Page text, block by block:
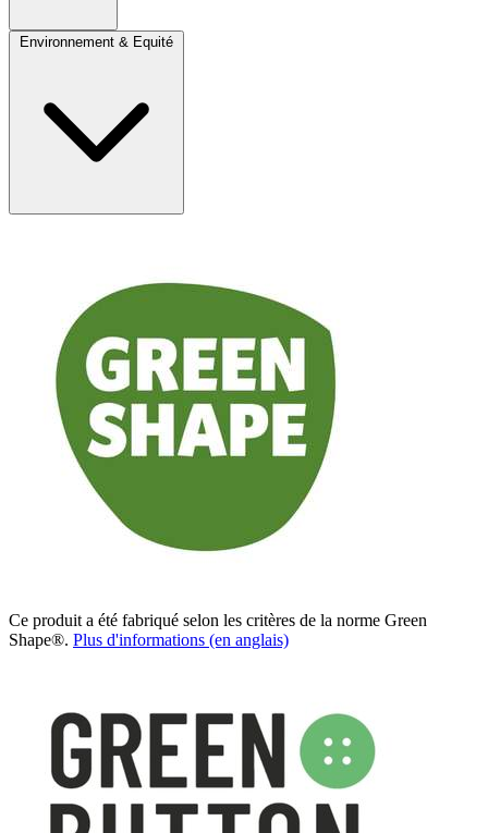
Environnement & Equité
Ce produit a été fabriqué selon les critères de la norme Green
Shape®. Plus d'informations (en anglais)